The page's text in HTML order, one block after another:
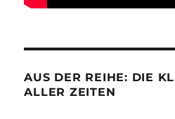
AUS DER REIHE: DIE
ALLER ZEITEN